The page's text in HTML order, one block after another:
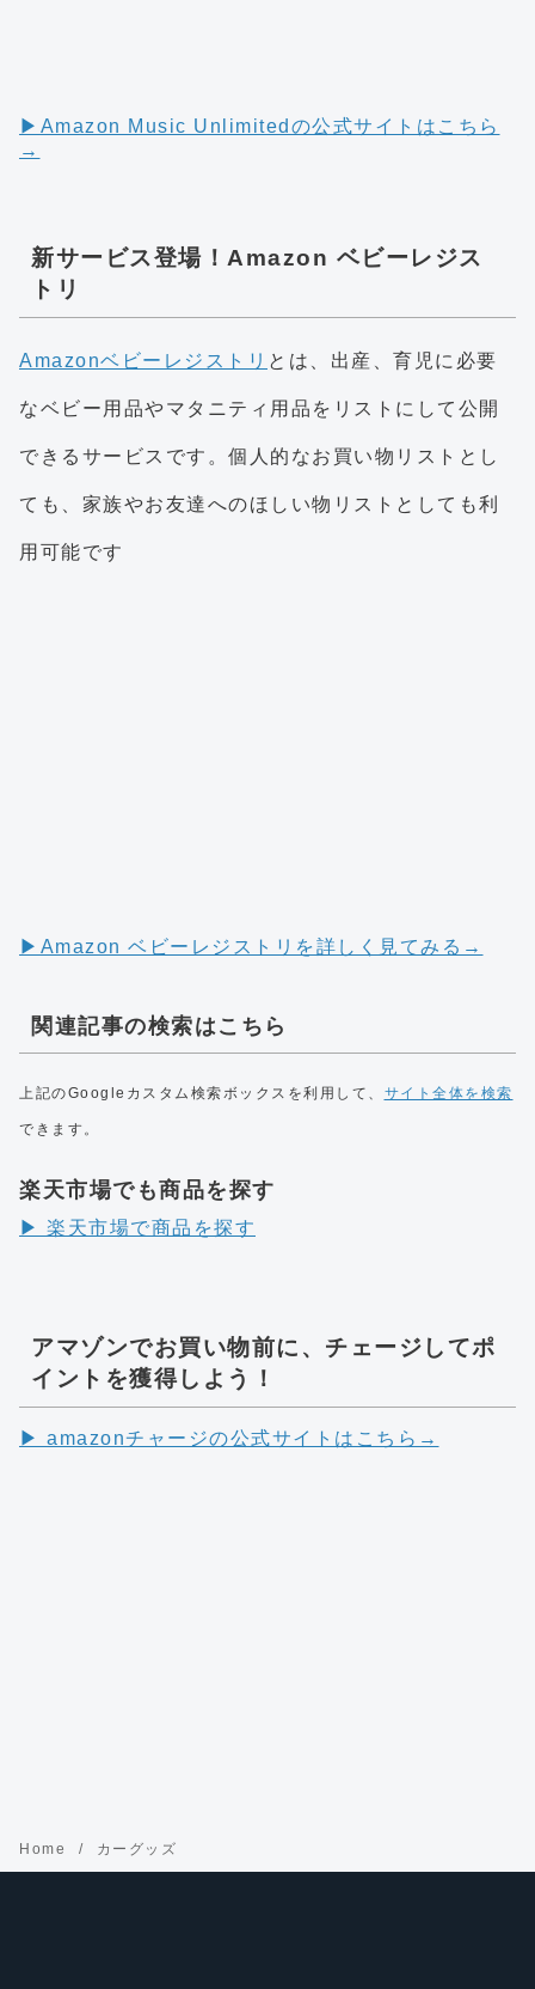
▶︎Amazon Music Unlimitedの公式サイトはこちら
→
新サービス登場！Amazon ベビーレジス
トリ
Amazonベビーレジストリ とは、出産、育児に必要
なベビー用品やマタニティ用品をリストにして公開
できるサービスです。個人的なお買い物リストとし
ても、家族やお友達へのほしい物リストとしても利
用可能です
▶︎Amazon ベビーレジストリを詳しく見てみる→
関連記事の検索はこちら
上記のGoogleカスタム検索ボックスを利用して、 サイト全体を検索
できます。
楽天市場でも商品を探す
▶︎ 楽天市場で商品を探す
アマゾンでお買い物前に、チェージしてポ
イントを獲得しよう！
▶︎ amazonチャージの公式サイトはこちら→
Home カーグッズ